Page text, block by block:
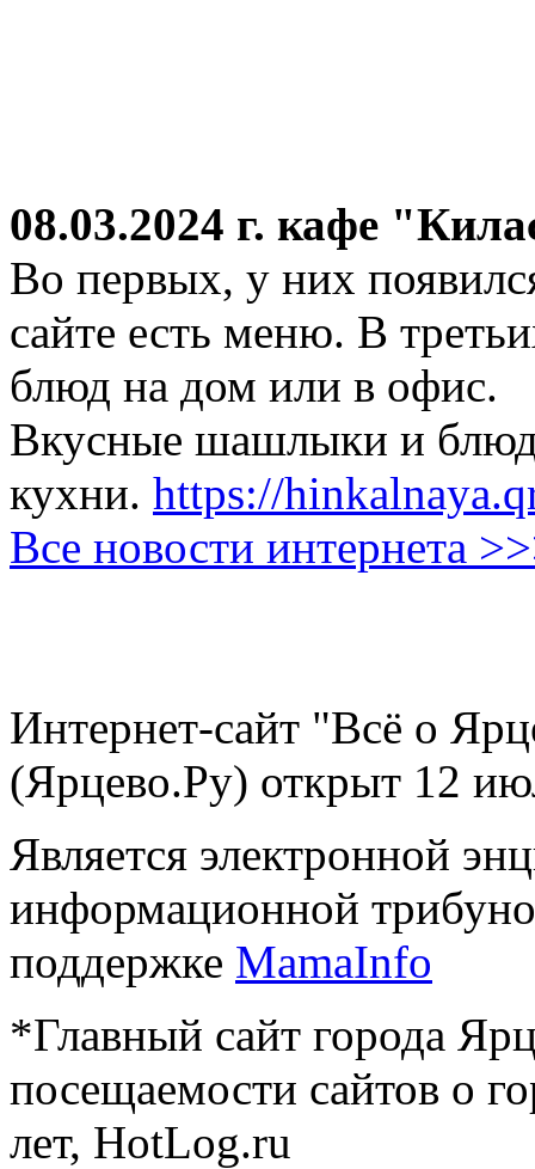
08.03.2024 г. кафе
Во первых, у них
сайте есть меню. В
блюд на дом или в офис.
Вкусные шашлыки и
кухни. https://
Все новости интернета
Интернет-сайт "Всё о
(Ярцево.Ру) открыт 12
Является электронной
информационной
поддержке MamaInfo
*Главный сайт города
посещаемости сайтов о
лет, HotLog.ru